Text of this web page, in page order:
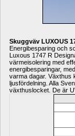
Skuggväv LUXOUS
Energibesparing och
Luxous 1747 R
värmeisolering med
energibesparingar,
varma dagar. Växthus
ljusfördelning. Alla
växthuslocket. De är